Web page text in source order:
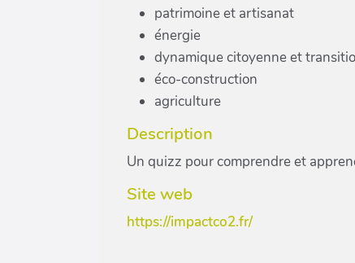
patrimoine et artisanat
énergie
dynamique citoyenne et
éco-construction
agriculture
Description
Un quizz pour comprendre et
Site web
https://impactco2.fr/